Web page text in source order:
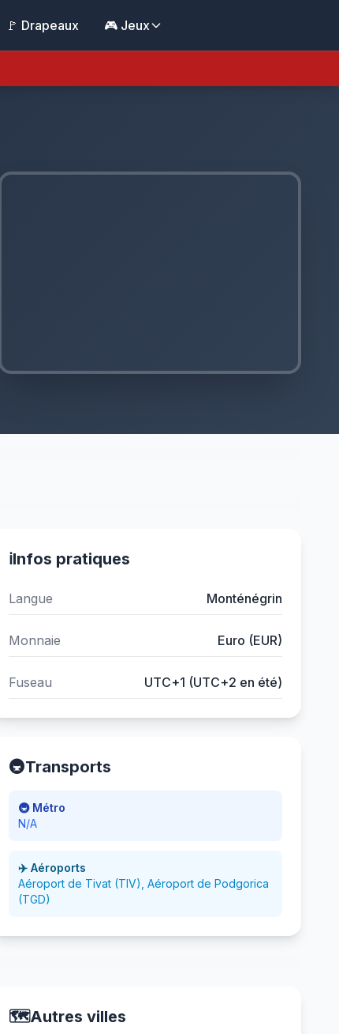
🚩 Drapeaux 🎮 Jeux
ℹ️Infos pratiques
Langue Monténégrin
Monnaie Euro (EUR)
Fuseau UTC+1 (UTC+2 en été)
🚇Transports
🚇 Métro
N/A
✈️ Aéroports
Aéroport de Tivat (TIV), Aéroport de Podgorica
(TGD)
🗺️Autres villes